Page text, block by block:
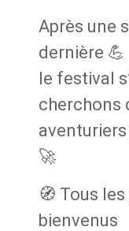
Après une
dernière 💪
le festival
cherchons
🚀
🧭 Tous
bienvenus